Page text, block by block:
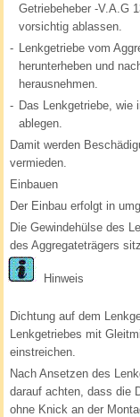
Getriebeheber -V.A.G
vorsichtig ablassen.
- Lenkgetriebe vom
herunterheben und
herausnehmen.
- Das Lenkgetriebe, wie
ablegen.
Damit werden
vermieden.
Einbauen
Der Einbau erfolgt in
Die Gewindehülse des
des Aggregateträgers
Hinweis
Dichtung auf dem
Lenkgetriebes mit
einstreichen.
Nach Ansetzen des
darauf achten, dass die
ohne Knick an der